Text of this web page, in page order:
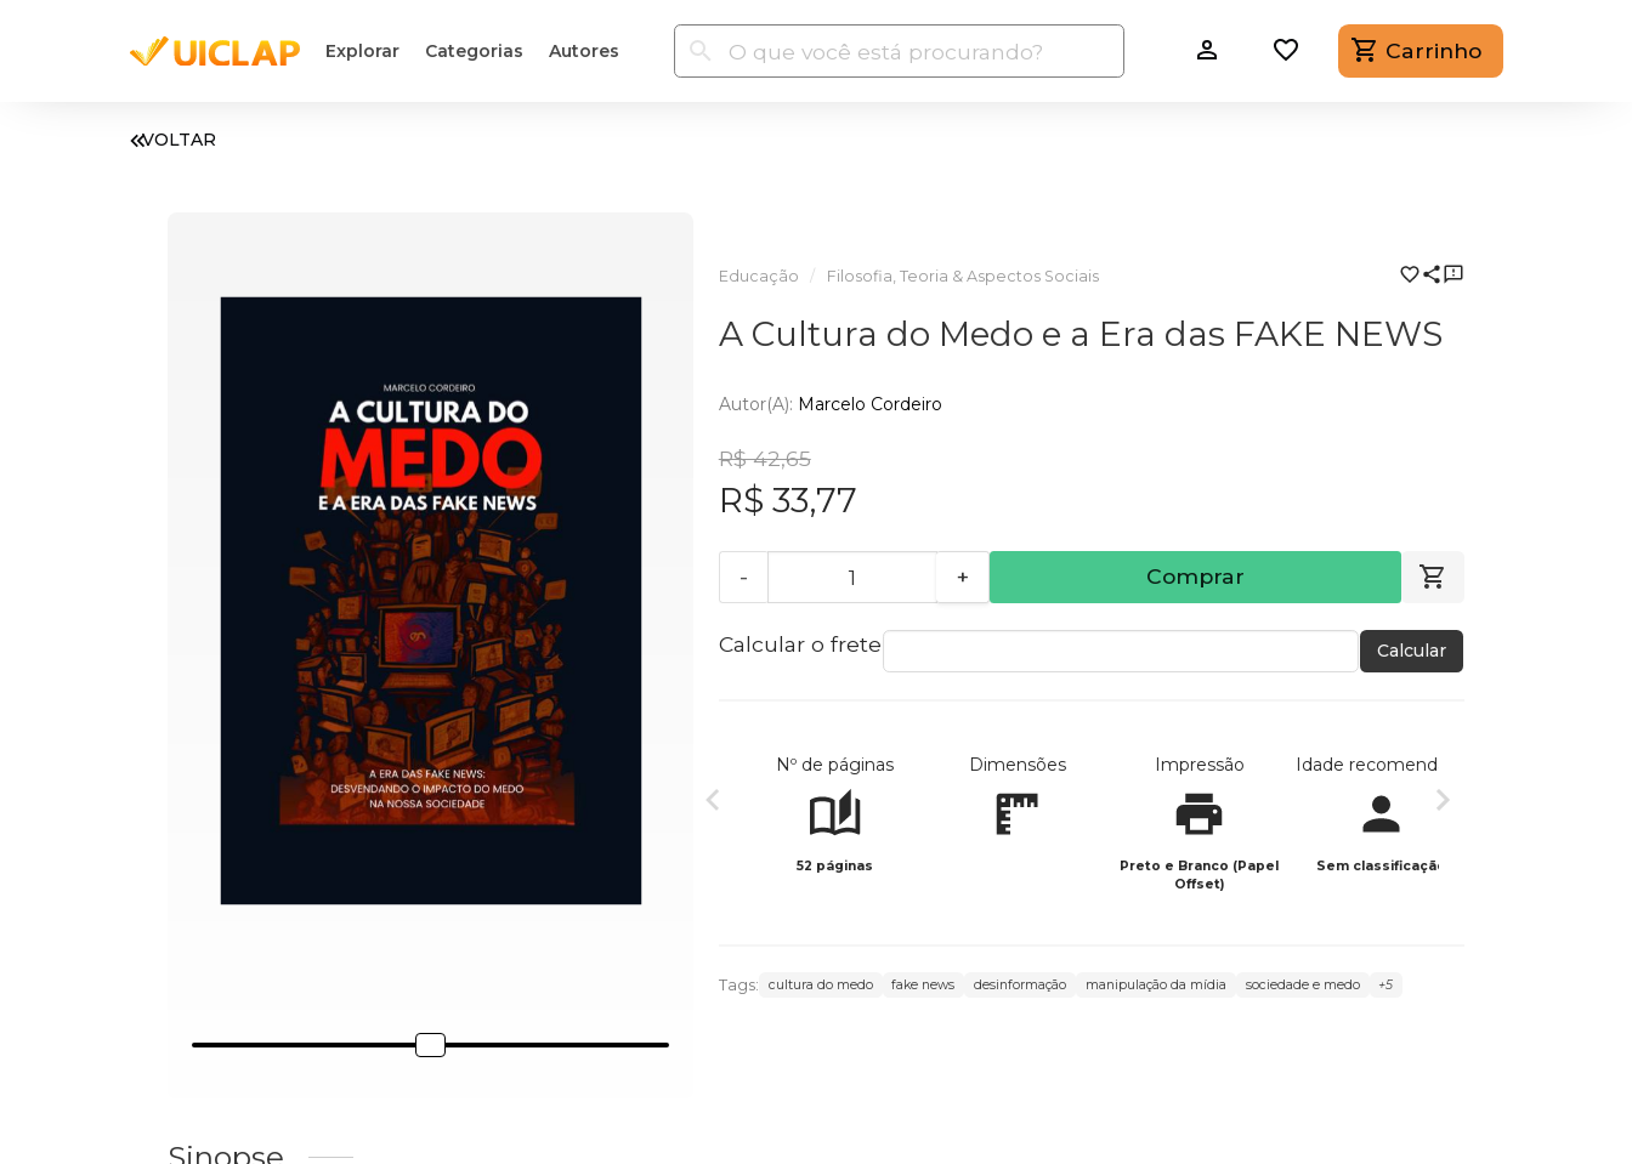
Explorar Categorias Autores Carrinho
VOLTAR
Educação Filosofia, Teoria & Aspectos Sociais
A Cultura do Medo e a Era das FAKE NEWS
Autor(a): Marcelo Cordeiro
R$ 42,65
R$ 33,77
- + Comprar
Calcular o frete Calcular
Nº de páginas
52 páginas
Dimensões Impressão
Preto e Branco (Papel
Offset)
Idade recomendada
Sem classificação
Tags: cultura do medo fake news desinformação manipulação da mídia sociedade e medo +5
Sinopse